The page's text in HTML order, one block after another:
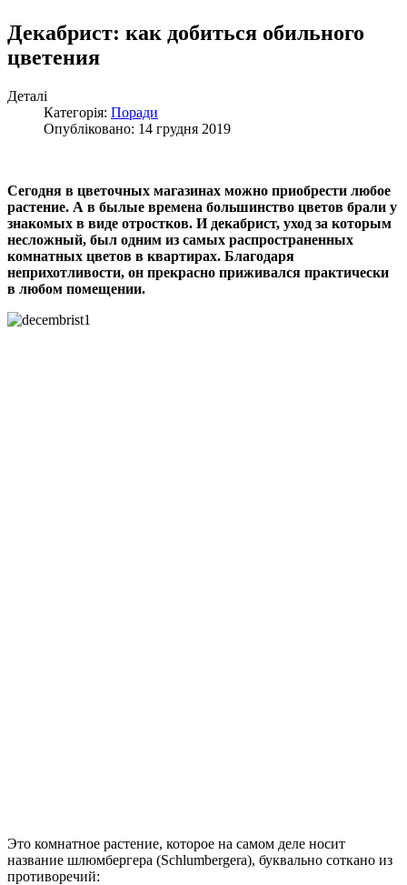
Декабрист: как добиться обильного
цветения
Деталі
Категорія: Поради
Опубліковано: 14 грудня 2019
Сегодня в цветочных магазинах можно приобрести любое
растение. А в былые времена большинство цветов брали у
знакомых в виде отростков. И декабрист, уход за которым
несложный, был одним из самых распространенных
комнатных цветов в квартирах. Благодаря
неприхотливости, он прекрасно приживался практически
в любом помещении.
Это комнатное растение, которое на самом деле носит
название шлюмбергера (Schlumbergera), буквально соткано из
противоречий: